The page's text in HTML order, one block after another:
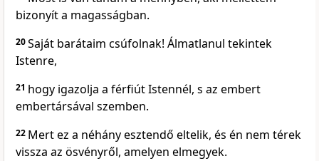
bizonyít a magasságban.
20Saját barátaim csúfolnak! Álmatlanul tekintek
Istenre,
21 hogy igazolja a férfiút Istennél, s az embert
embertársával szemben.
22 Mert ez a néhány esztendő eltelik, és én nem térek
vissza az ösvényről, amelyen elmegyek.